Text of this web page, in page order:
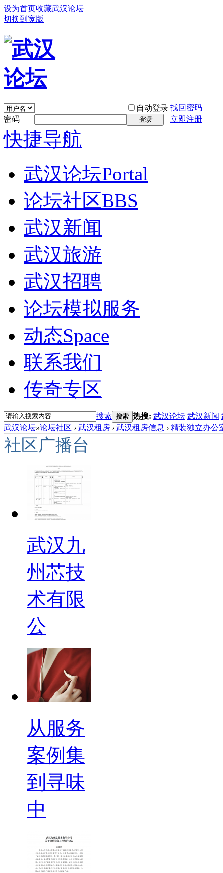
设为首页收藏武汉论坛
切换到宽版
自动登录 找回密码
密码
登录 立即注册
快捷导航
武汉论坛Portal
论坛社区BBS
武汉新闻
武汉旅游
武汉招聘
论坛模拟服务
动态Space
联系我们
传奇专区
搜索 搜索 热搜: 武汉论坛 武汉新闻
武汉论坛»论坛社区 › 武汉租房 › 武汉租房信息 › 精装独立办公
社区广播台
武汉九
州芯技
术有限
公
从服务
案例集
到寻味
中